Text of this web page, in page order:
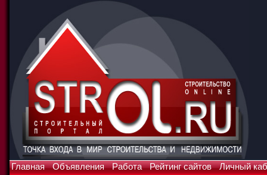
Главная Объявления Работа Рейтинг сайтов Личный